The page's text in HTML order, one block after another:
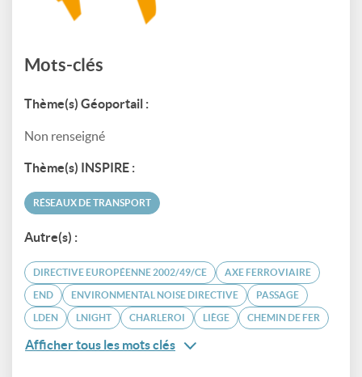
Mots-clés
Thème(s) Géoportail :
Non renseigné
Thème(s) INSPIRE :
RÉSEAUX DE TRANSPORT
Autre(s) :
DIRECTIVE EUROPÉENNE 2002/49/CE AXE FERROVIAIRE
END ENVIRONMENTAL NOISE DIRECTIVE PASSAGE
LDEN LNIGHT CHARLEROI LIÈGE CHEMIN DE FER
Afficher tous les mots clés